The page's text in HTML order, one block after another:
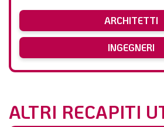
ARCHITETTI
INGEGNERI
ALTRI RECAPITI